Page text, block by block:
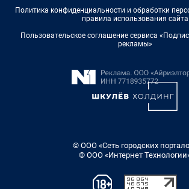
Политика конфиденциальности и обработки
правила использования сайта
Пользовательское соглашение сервиса
рекламы»
© ООО «Сеть городских
© ООО «Интернет